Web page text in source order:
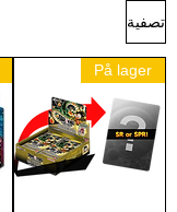
تصفية
På lager